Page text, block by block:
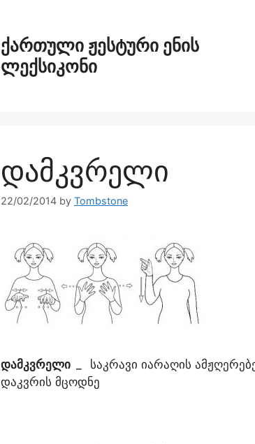
ქართული ჟესტური ენის
ლექსიკონი
დამკვრელი
22/02/2014 by Tombstone
დამკვრელი
საკრავი იარაღის
დაკვრის მცოდნე